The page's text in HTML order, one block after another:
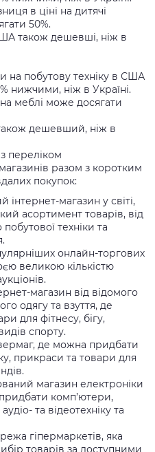
в ціні на дитячі
50%.
також дешевші, ніж в
на побутову техніку в США
нижчими, ніж в Україні.
меблі може досягати
дешевший, ніж в
переліком
разом з коротким
покупок:
інтернет-магазин у світі,
асортимент товарів, від
техніки та
онлайн-торгових
великою кількістю
магазин від відомого
одягу та взуття, де
для фітнесу, бігу,
спорту.
де можна придбати
прикраси та товари для
магазин електроніки
комп’ютери,
та відеотехніку та
гіпермаркетів, яка
товарів за доступними